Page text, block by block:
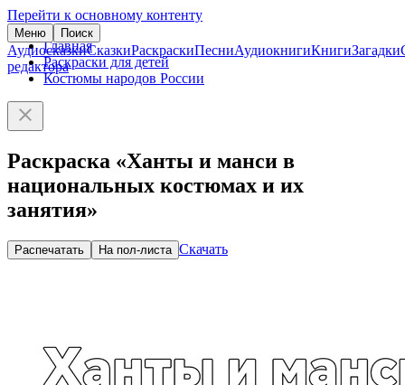
Перейти к основному контенту
Меню Поиск
АудиосказкиСказкиРаскраскиПесниАудиокнигиКнигиЗагадки
редактора
Главная
Раскраски для детей
Костюмы народов России
Раскраска «Ханты и манси в
национальных костюмах и их
занятия»
Распечатать На пол-листа Скачать